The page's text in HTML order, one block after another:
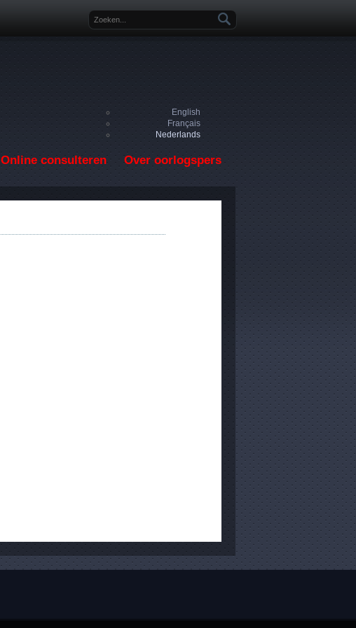
Zoekveld
English
Français
Nederlands
Online consulteren Over oorlogspers